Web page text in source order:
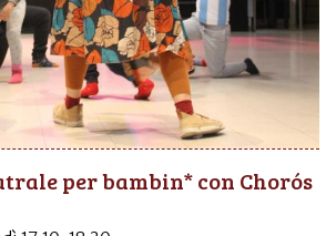
per bambin* con Chorós